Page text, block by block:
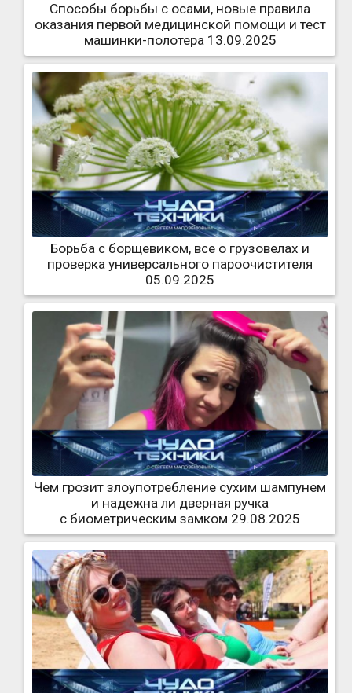
Способы борьбы с осами, новые правила
оказания первой медицинской помощи и тест
машинки-полотера 13.09.2025
Борьба с борщевиком, все о грузовелах и
проверка универсального пароочистителя
05.09.2025
Чем грозит злоупотребление сухим шампунем
и надежна ли дверная ручка
с биометрическим замком 29.08.2025